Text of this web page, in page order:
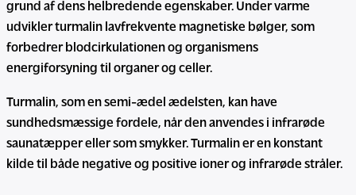
grund af dens helbredende egenskaber. Under varme
udvikler turmalin lavfrekvente magnetiske bølger, som
forbedrer blodcirkulationen og organismens
energiforsyning til organer og celler.
Turmalin, som en semi-ædel ædelsten, kan have
sundhedsmæssige fordele, når den anvendes i infrarøde
saunatæpper eller som smykker. Turmalin er en konstant
kilde til både negative og positive ioner og infrarøde stråler.